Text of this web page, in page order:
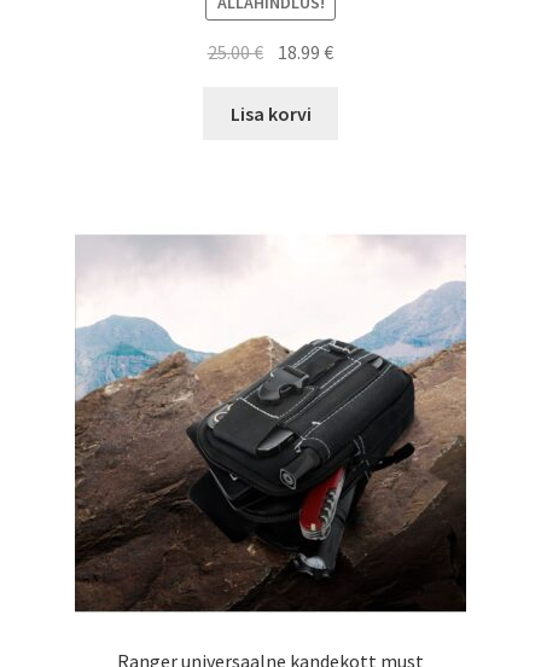
25.00€ Algne
oli:
18.99€Current
Lisa korvi
Ranger universaalne kandekott must